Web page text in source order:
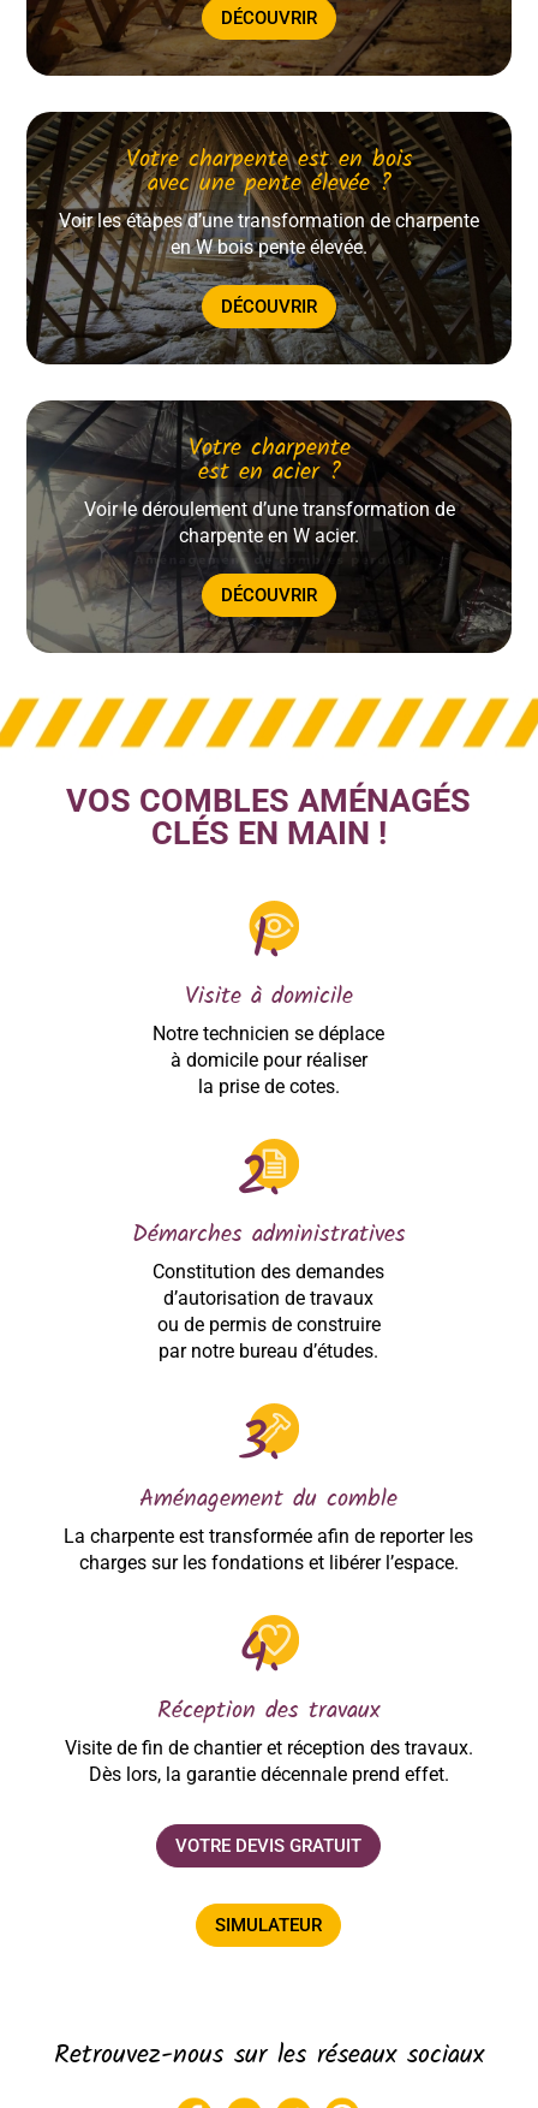
DÉCOUVRIR
Votre charpente est en bois
avec une pente élevée ?
Voir les étapes d’une transformation de charpente
en W bois pente élevée.
DÉCOUVRIR
Votre charpente
est en acier ?
Voir le déroulement d’une transformation de
charpente en W acier.
DÉCOUVRIR
VOS COMBLES AMÉNAGÉS
CLÉS EN MAIN !
Visite à domicile
Notre technicien se déplace
à domicile pour réaliser
la prise de cotes.
Démarches administratives
Constitution des demandes
d’autorisation de travaux
ou de permis de construire
par notre bureau d’études.
Aménagement du comble
La charpente est transformée afin de reporter les
charges sur les fondations et libérer l’espace.
Réception des travaux
Visite de fin de chantier et réception des travaux.
Dès lors, la garantie décennale prend effet.
VOTRE DEVIS GRATUIT
SIMULATEUR
Retrouvez-nous sur les réseaux sociaux